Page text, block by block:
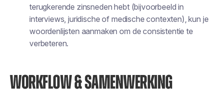
terugkerende zinsneden hebt (bijvoorbeeld in
interviews, juridische of medische contexten), kun je
woordenlijsten aanmaken om de consistentie te
verbeteren.
WORKFLOW & SAMENWERKING